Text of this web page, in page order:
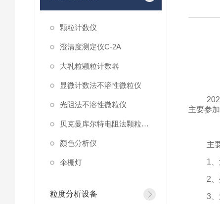
颗粒计数仪
澄清度测定仪C-2A
大乳粒颗粒计数器
显微计数法不溶性微粒仪
光阻法不溶性微粒仪
贝克曼库尔特电阻法颗粒计数器
颜色分析仪
伞棚灯
粒度分析设备
主要参
主
1
2
3